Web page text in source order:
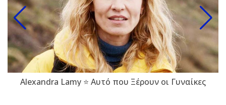
Alexandra Lamy ⭐ Αυτό που Ξέρουν οι Γυναίκες